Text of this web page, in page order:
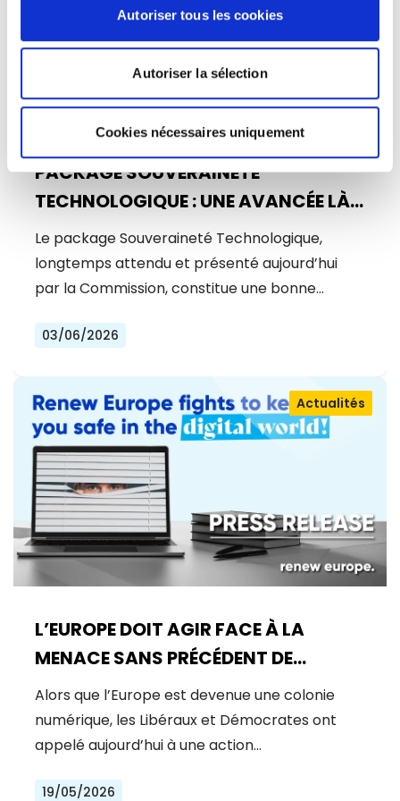
Autoriser tous les cookies
Autoriser la sélection
Cookies nécessaires uniquement
PACKAGE SOUVERAINETÉ
TECHNOLOGIQUE : UNE AVANCÉE LÀ
OÙ UN BOND ÉTAIT NÉCESSAIRE
Le package Souveraineté Technologique,
longtemps attendu et présenté aujourd’hui
par la Commission, constitue une bonne…
03/06/2026
L’EUROPE DOIT AGIR FACE À LA
MENACE SANS PRÉCÉDENT DE
MYTHOS
Actualités
Alors que l’Europe est devenue une colonie
numérique, les Libéraux et Démocrates ont
appelé aujourd’hui à une action…
19/05/2026